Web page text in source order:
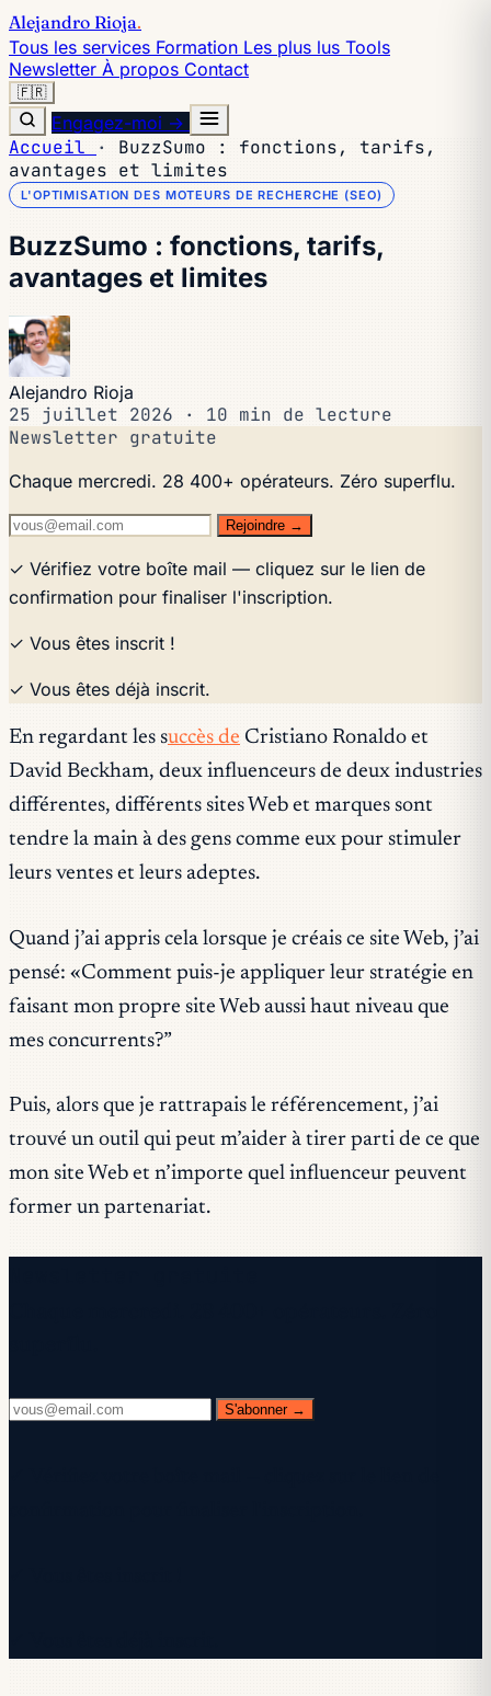
Alejandro Rioja.
Tous les services Formation Les plus lus Tools
Newsletter À propos Contact
🇫🇷
Engagez-moi →
Accueil ·
BuzzSumo : fonctions, tarifs,
avantages et limites
L'OPTIMISATION DES MOTEURS DE RECHERCHE (SEO)
BuzzSumo : fonctions, tarifs,
avantages et limites
Alejandro Rioja
25 juillet 2026 ·
10 min de lecture
Newsletter gratuite
Chaque mercredi. 28 400+ opérateurs. Zéro superflu.
Rejoindre →
✓ Vérifiez votre boîte mail — cliquez sur le lien de
confirmation pour finaliser l'inscription.
✓ Vous êtes inscrit !
✓ Vous êtes déjà inscrit.
En regardant les succès de Cristiano Ronaldo et
David Beckham, deux influenceurs de deux industries
différentes, différents sites Web et marques sont
tendre la main à des gens comme eux pour stimuler
leurs ventes et leurs adeptes.
Quand j’ai appris cela lorsque je créais ce site Web, j’ai
pensé: «Comment puis-je appliquer leur stratégie en
faisant mon propre site Web aussi haut niveau que
mes concurrents?”
Puis, alors que je rattrapais le référencement, j’ai
trouvé un outil qui peut m’aider à tirer parti de ce que
mon site Web et n’importe quel influenceur peuvent
former un partenariat.
S'abonner →